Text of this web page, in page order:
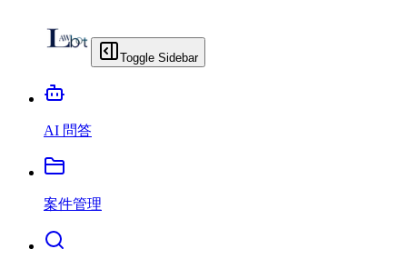
Toggle Sidebar
AI 問答
案件管理